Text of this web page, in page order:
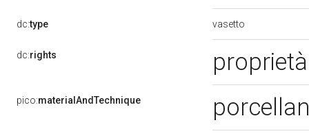
dc:type vasetto
dc:rights
pico:materialAndTechnique